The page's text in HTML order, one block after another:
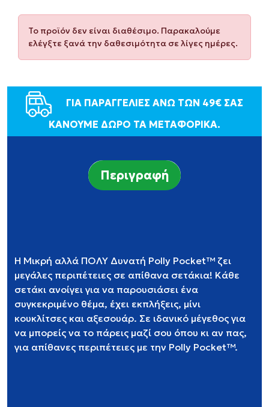
Το προϊόν δεν είναι διαθέσιμο. Παρακαλούμε
ελέγξτε ξανά την δαθεσιμότητα σε λίγες ημέρες.
ΓΙΑ ΠΑΡΑΓΓΕΛΙΕΣ ΑΝΩ ΤΩΝ 49€ ΣΑΣ
ΚΑΝΟΥΜΕ ΔΩΡΟ ΤΑ ΜΕΤΑΦΟΡΙΚΑ.
Περιγραφή
Η Μικρή αλλά ΠΟΛΥ Δυνατή Polly Pocket™ ζει
μεγάλες περιπέτειες σε απίθανα σετάκια! Κάθε
σετάκι ανοίγει για να παρουσιάσει ένα
συγκεκριμένο θέμα, έχει εκπλήξεις, μίνι
κουκλίτσες και αξεσουάρ. Σε ιδανικό μέγεθος για
να μπορείς να το πάρεις μαζί σου όπου κι αν πας,
για απίθανες περιπέτειες με την Polly Pocket™.